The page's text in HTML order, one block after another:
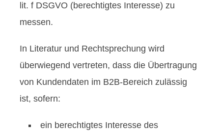
lit. f DSGVO (berechtigtes Interesse) zu
messen.
In Literatur und Rechtsprechung wird
überwiegend vertreten, dass die Übertragung
von Kundendaten im B2B-Bereich zulässig
ist, sofern:
ein berechtigtes Interesse des